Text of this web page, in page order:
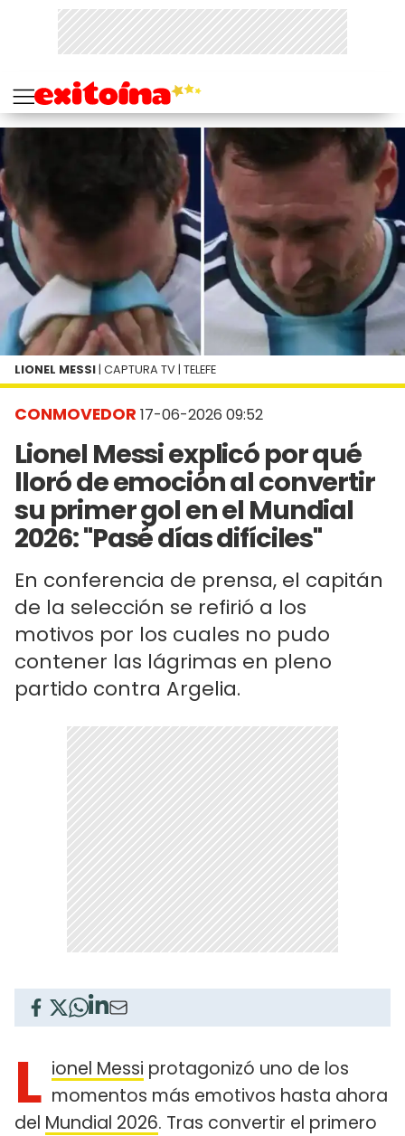
CONMOVEDOR 17-06-2026 09:52
Lionel Messi explicó por qué
lloró de emoción al convertir
su primer gol en el Mundial
2026: "Pasé días difíciles"
En conferencia de prensa, el capitán
de la selección se refirió a los
motivos por los cuales no pudo
contener las lágrimas en pleno
partido contra Argelia.
LIONEL MESSI | CAPTURA TV | TELEFE
L ionel Messi protagonizó uno de los
momentos más emotivos hasta ahora
del Mundial 2026. Tras convertir el primero